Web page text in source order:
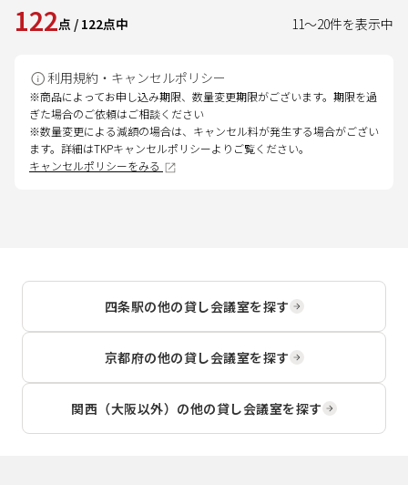
122点 / 122点中 11～20件を表示中
利用規約・キャンセルポリシー
※商品によってお申し込み期限、数量変更期限がございます。期限を過
ぎた場合のご依頼はご相談ください
※数量変更による減額の場合は、キャンセル料が発生する場合がござい
ます。詳細はTKPキャンセルポリシーよりご覧ください。
キャンセルポリシーをみる
四条駅の他の貸し会議室を探す
京都府の他の貸し会議室を探す
関西（大阪以外） の他の貸し会議室を探す